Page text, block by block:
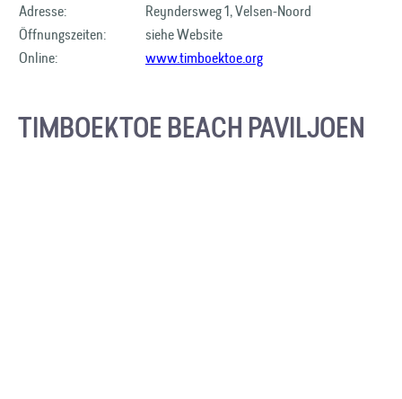
Adresse:
Reyndersweg 1, Velsen-Noord
Öffnungszeiten:
siehe Website
Online:
www.timboektoe.org
TIMBOEKTOE BEACH PAVILJOEN